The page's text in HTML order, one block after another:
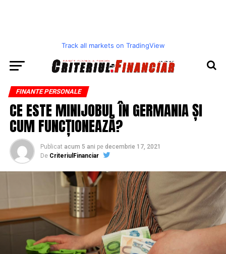
Track all markets on TradingView
FINANTE PERSONALE
CE ESTE MINIJOBUL ÎN GERMANIA ȘI
CUM FUNCȚIONEAZĂ?
Publicat acum 5 ani pe decembrie 17, 2021
De CriteriulFinanciar